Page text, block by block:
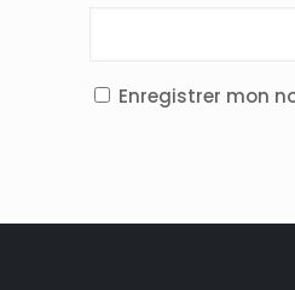
Enregistrer mon